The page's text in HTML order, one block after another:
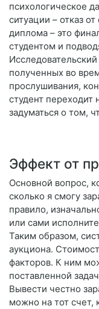
психологическое
ситуации – отказ
диплома – это
студентом и
полученных во
прослушивания,
студент переходит
задуматься о том,
Эффект от
Основной вопрос,
сколько я смогу
правило,
или сами
Таким образом,
аукциона.
факторов. К ним
поставленной
Вывести честно
можно на тот счет,